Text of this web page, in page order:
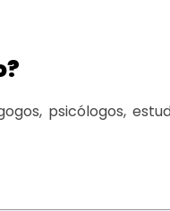
psicólogos,